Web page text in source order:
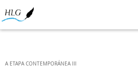
A ETAPA CONTEMPORÁNEA III